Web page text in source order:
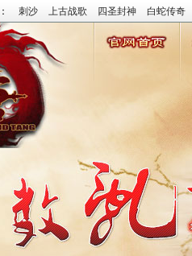
： 刺沙 上古战歌 四圣封神 白蛇传奇